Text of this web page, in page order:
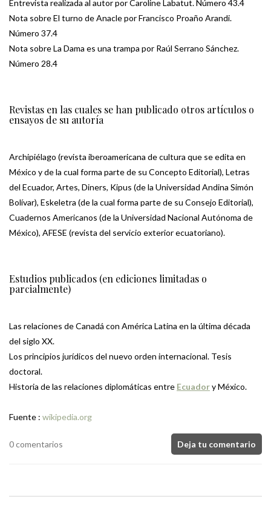
Entrevista realizada al autor por Caroline Labatut. Número 43.4
Nota sobre El turno de Anacle por Francisco Proaño Arandi.
Número 37.4
Nota sobre La Dama es una trampa por Raúl Serrano Sánchez.
Número 28.4
Revistas en las cuales se han publicado otros artículos o
ensayos de su autoría
Archipiélago (revista iberoamericana de cultura que se edita en
México y de la cual forma parte de su Concepto Editorial), Letras
del Ecuador, Artes, Diners, Kipus (de la Universidad Andina Simón
Bolívar), Eskeletra (de la cual forma parte de su Consejo Editorial),
Cuadernos Americanos (de la Universidad Nacional Autónoma de
México), AFESE (revista del servicio exterior ecuatoriano).
Estudios publicados (en ediciones limitadas o
parcialmente)
Las relaciones de Canadá con América Latina en la última década
del siglo XX.
Los principios jurídicos del nuevo orden internacional. Tesis
doctoral.
Historia de las relaciones diplomáticas entre Ecuadory México.
Fuente : wikipedia.org
0 comentarios Deja tu comentario